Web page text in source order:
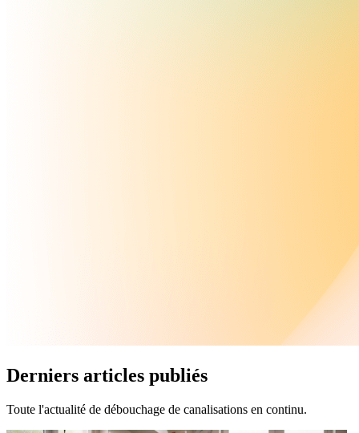
Derniers articles publiés
Toute l'actualité de débouchage de canalisations en continu.